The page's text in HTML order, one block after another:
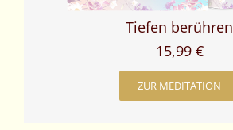
Tiefen berühren
15,99 €
ZUR MEDITATION